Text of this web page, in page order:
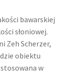
bawarskiej
słoniowej.
Zeh Scherzer,
obiektu
w